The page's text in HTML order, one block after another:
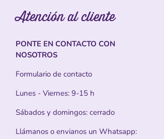
Atención al cliente
PONTE EN CONTACTO CON
NOSOTROS
Formulario de contacto
Lunes - Viernes: 9-15 h
Sábados y domingos: cerrado
Llámanos o envianos un Whatsapp: